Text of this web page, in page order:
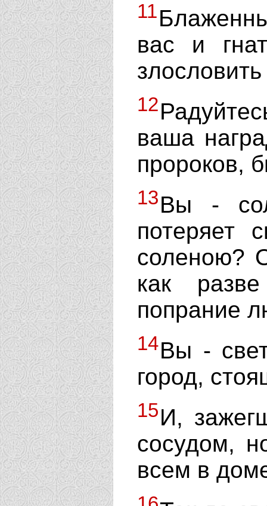
11
вас и
12
ваша
пророков,
13Вы -
потеряет
соленою?
как
попрание
14Вы -
город,
15И,
сосудом,
всем в